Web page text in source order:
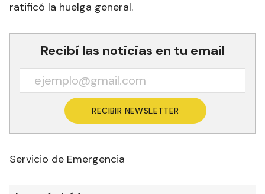
ratificó la huelga general.
Recibí las noticias en tu email
RECIBIR NEWSLETTER
Servicio de Emergencia